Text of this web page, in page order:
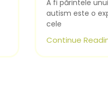
A fi părintele
autism este o
cele
Continue